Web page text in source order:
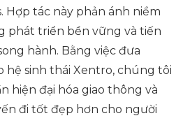
Hợp tác này phản ánh niềm
phát triển bền vững và tiến
hành. Bằng việc đưa
hệ sinh thái Xentro, chúng tôi
hiện đại hóa giao thông và
đi tốt đẹp hơn cho người